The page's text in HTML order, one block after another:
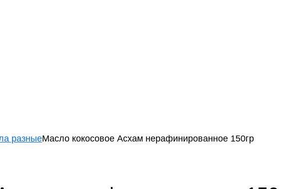
разныеМасло кокосовое Асхам нерафинированное 150гр